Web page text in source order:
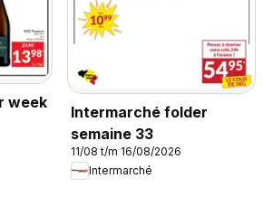
week
Intermarché folder
semaine 33
11/08 t/m 16/08/2026
Intermarché